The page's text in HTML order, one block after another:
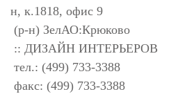
н, к.1818, офис 9
(р-н) ЗелАО:Крюково
:: ДИЗАЙН ИНТЕРЬЕРОВ
тел.: (499) 733-3388
факс: (499) 733-3388